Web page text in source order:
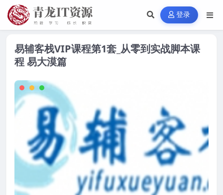
登录
易辅客栈VIP课程第1套_从零到实战脚本课
程 易大漠篇